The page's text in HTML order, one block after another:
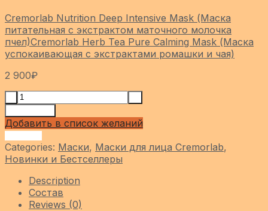
Cremorlab Nutrition Deep Intensive Mask (Маска
питательная с экстрактом маточного молочка
пчел)Cremorlab Herb Tea Pure Calming Mask (Маска
успокаивающая с экстрактами ромашки и чая)
2 900₽
Добавить в список желаний
Categories: Маски, Маски для лица Cremorlab,
Новинки и Бестселлеры
Description
Состав
Reviews (0)